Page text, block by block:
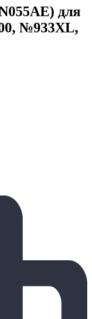
для
№933XL,